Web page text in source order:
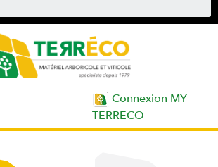
Connexion MY
TERRECO